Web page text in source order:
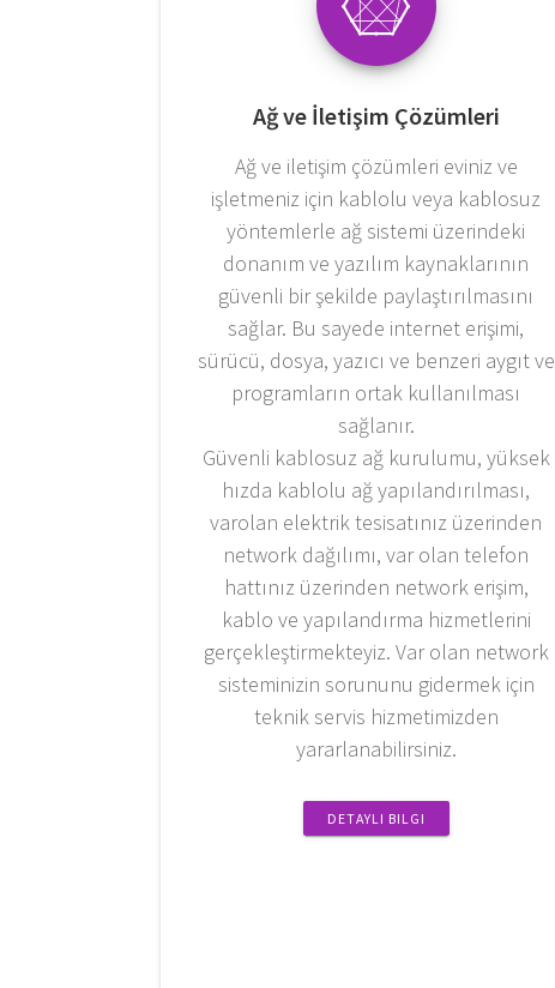
Ağ ve İletişim Çözümleri
Ağ ve iletişim çözümleri eviniz ve
işletmeniz için kablolu veya kablosuz
yöntemlerle ağ sistemi üzerindeki
donanım ve yazılım kaynaklarının
güvenli bir şekilde paylaştırılmasını
sağlar. Bu sayede internet erişimi,
sürücü, dosya, yazıcı ve benzeri aygıt ve
programların ortak kullanılması
sağlanır.
Güvenli kablosuz ağ kurulumu, yüksek
hızda kablolu ağ yapılandırılması,
varolan elektrik tesisatınız üzerinden
network dağılımı, var olan telefon
hattınız üzerinden network erişim,
kablo ve yapılandırma hizmetlerini
gerçekleştirmekteyiz. Var olan network
sisteminizin sorununu gidermek için
teknik servis hizmetimizden
yararlanabilirsiniz.
DETAYLI BILGI